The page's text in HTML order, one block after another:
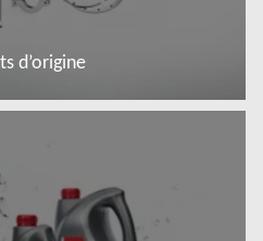
d’origine